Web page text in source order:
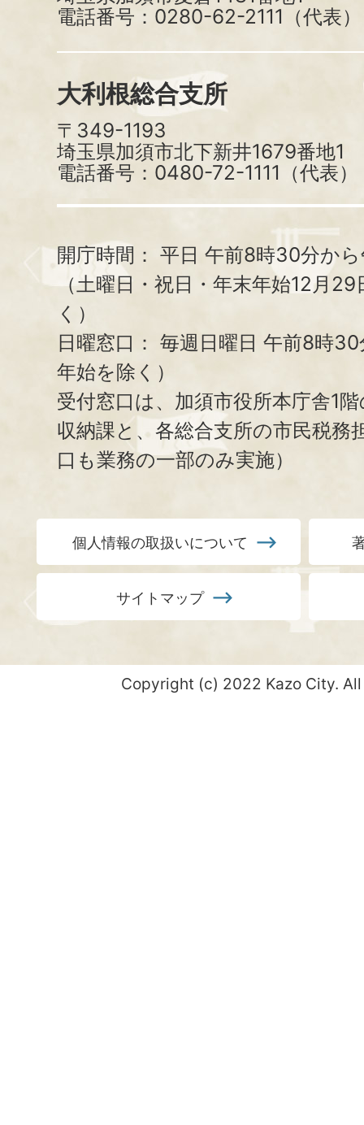
電話番号：0280-62-2111（代表）
大利根総合支所
〒349-1193
埼玉県加須市北下新井1679番地1
電話番号：0480-72-1111（代表）
開庁時間： 平日 午前8時30分か
（土曜日・祝日・年末年始12月
く）
日曜窓口： 毎週日曜日 午前8時
年始を除く）
受付窓口は、加須市役所本庁舎1
収納課と、 各総合支所の市民税務
口も業務の一部のみ実施）
個人情報の取扱いについて
サイトマップ
Copyright (c) 2022 Kazo City.